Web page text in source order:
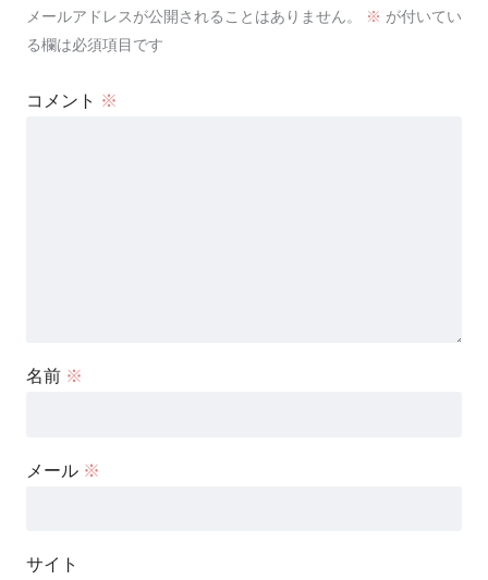
メールアドレスが公開されることはありません。 ※ が付いてい
る欄は必須項目です
コメント ※
名前 ※
メール ※
サイト